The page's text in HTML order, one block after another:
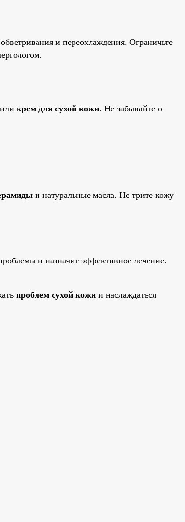
и переохлаждения. Ограничьте
или крем для сухой кожи. Не забывайте о
и натуральные масла. Не трите кожу
и назначит эффективное лечение.
проблем сухой кожи и наслаждаться